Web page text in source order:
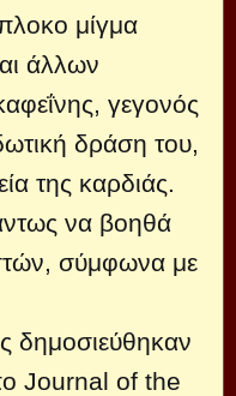
μίγμα
άλλων
γεγονός
δράση του,
της καρδιάς.
να βοηθά
σύμφωνα με
δημοσιεύθηκαν
Journal of the